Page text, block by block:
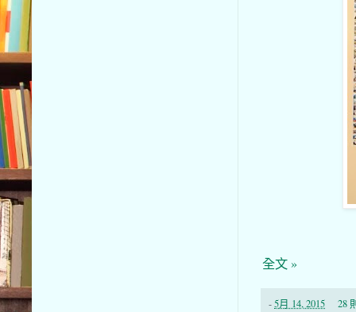
全文 »
-5月 14, 2015 28